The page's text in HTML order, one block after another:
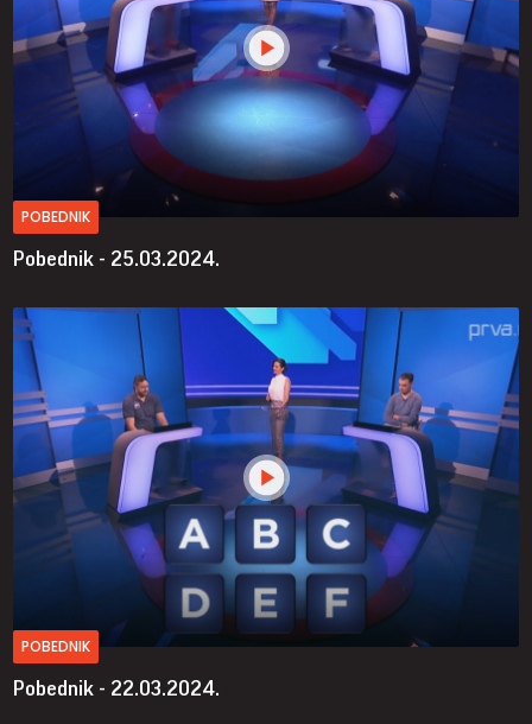
POBEDNIK
Pobednik - 25.03.2024.
POBEDNIK
Pobednik - 22.03.2024.